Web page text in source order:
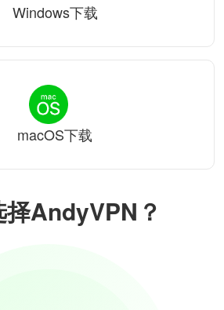
择AndyVPN？
Windows下载
macOS下载